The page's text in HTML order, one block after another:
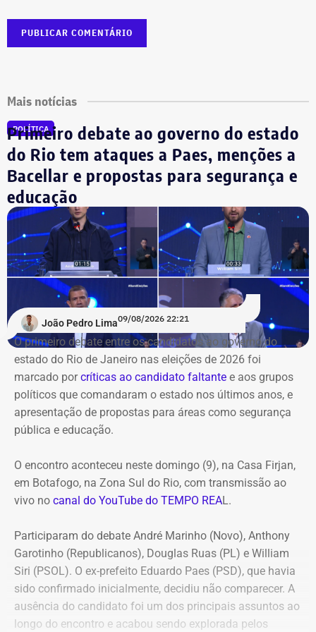
Mais notícias
POLÍTICA
Primeiro debate ao governo do estado
do Rio tem ataques a Paes, menções a
Bacellar e propostas para segurança e
educação
João Pedro Lima09/08/2026 22:21
O primeiro debate entre os candidatos ao governo do
estado do Rio de Janeiro nas eleições de 2026 foi
marcado porcríticas ao candidato faltante e aos grupos
políticos que comandaram o estado nos últimos anos, e
apresentação de propostas para áreas como segurança
pública e educação.
O encontro aconteceu neste domingo (9), na Casa Firjan,
em Botafogo, na Zona Sul do Rio, com transmissão ao
vivo no canal do YouTube do TEMPO REAL.
Participaram do debate André Marinho (Novo), Anthony
Garotinho (Republicanos), Douglas Ruas (PL) e William
Siri (PSOL). O ex-prefeito Eduardo Paes (PSD), que havia
sido confirmado inicialmente, decidiu não comparecer. A
ausência do candidato foi um dos principais assuntos ao
longo do encontro e acabou sendo explorada pelos